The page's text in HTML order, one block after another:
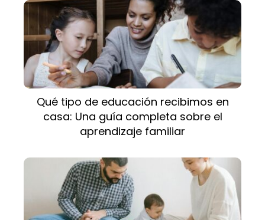
Qué tipo de educación recibimos en
casa: Una guía completa sobre el
aprendizaje familiar